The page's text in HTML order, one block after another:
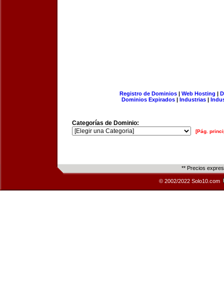
Registro de Dominios| Web Hosting |
Dominios Expirados | Industrias |
Categorías de Dominio:
[Pág.
** Precios
© 2002/2022 Solo10.com